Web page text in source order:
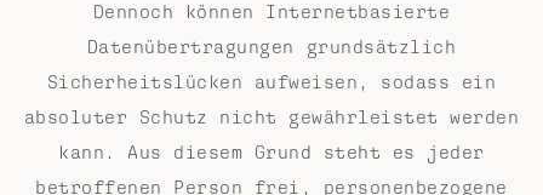
Dennoch können Internetbasierte
Datenübertragungen grundsätzlich
Sicherheitslücken aufweisen, sodass ein
absoluter Schutz nicht gewährleistet werden
kann. Aus diesem Grund steht es jeder
betroffenen Person frei, personenbezogene